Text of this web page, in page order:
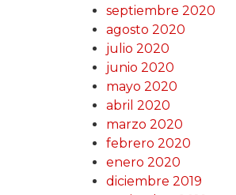
septiembre 2020
agosto 2020
julio 2020
junio 2020
mayo 2020
abril 2020
marzo 2020
febrero 2020
enero 2020
diciembre 2019